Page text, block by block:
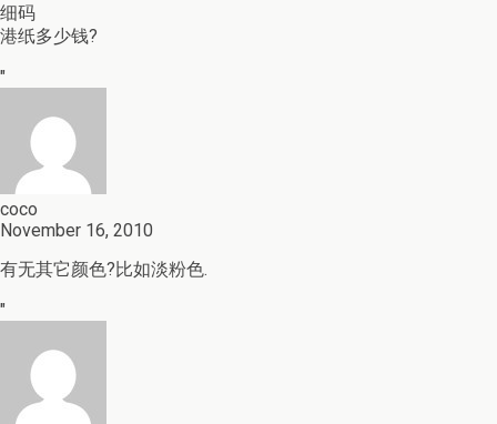
细码
港纸多少钱?
"
coco
November 16, 2010
有无其它颜色?比如淡粉色.
"